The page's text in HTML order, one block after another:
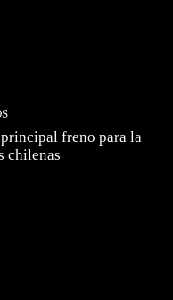
freno para la
chilenas